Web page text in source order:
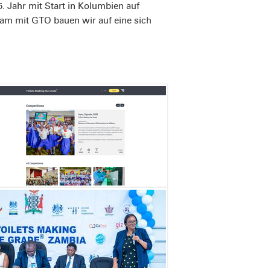
Jahr mit Start in Kolumbien auf
mit GTO bauen wir auf eine sich